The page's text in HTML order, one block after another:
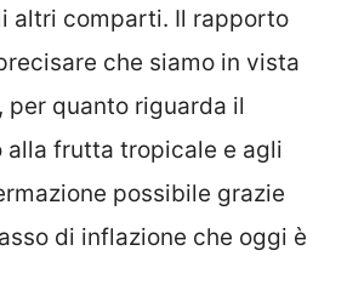
altri comparti. Il rapporto
che siamo in vista
per quanto riguarda il
alla frutta tropicale e agli
possibile grazie
di inflazione che oggi è